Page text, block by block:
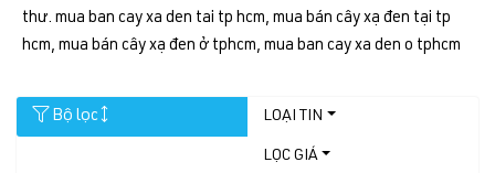
thư. mua ban cay xa den tai tp hcm, mua bán cây xạ đen tại tp
hcm, mua bán cây xạ đen ở tphcm, mua ban cay xa den o tphcm
Bộ lọc LOẠI TIN
LỌC GIÁ